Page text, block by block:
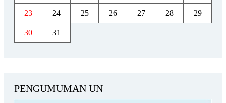
23 24 25 26 27 28 29
30 31
PENGUMUMAN UN